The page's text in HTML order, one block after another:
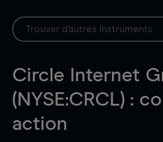
Circle Internet
(NYSE:CRCL) :
action